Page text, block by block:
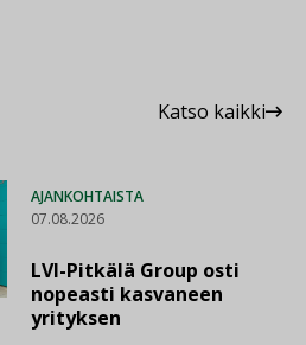
Katso kaikki
AJANKOHTAISTA
07.08.2026
LVI-Pitkälä Group osti
nopeasti kasvaneen
yrityksen